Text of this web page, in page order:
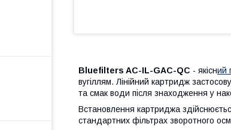
Bluefilters AC-IL-GAC-QC - якісний
вугіллям. Лінійний картридж
та смак води після знаходження у
Встановлення картриджа
стандартних фільтрах зворотного